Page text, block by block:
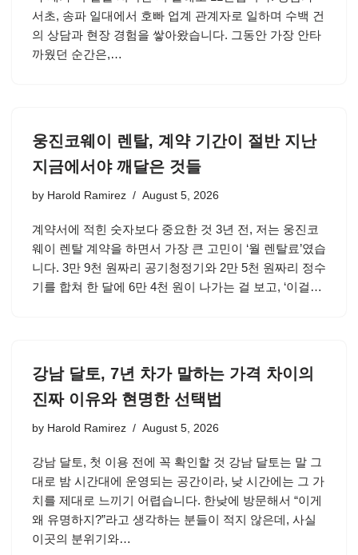
서초, 송파 일대에서 호빠 업계 관계자로 일하며 수백 건
의 상담과 현장 경험을 쌓아왔습니다. 그동안 가장 안타
까웠던 순간은,…
웅진코웨이 렌탈, 계약 기간이 절반 지난
지금에서야 깨달은 것들
by Harold Ramirez August 5, 2026
계약서에 적힌 숫자보다 중요한 것 3년 전, 저는 웅진코
웨이 렌탈 계약을 하면서 가장 큰 고민이 ‘월 렌탈료’였습
니다. 3만 9천 원짜리 공기청정기와 2만 5천 원짜리 정수
기를 합쳐 한 달에 6만 4천 원이 나가는 걸 보고, ‘이걸…
강남 달토, 7년 차가 말하는 가격 차이의
진짜 이유와 현명한 선택법
by Harold Ramirez August 5, 2026
강남 달토, 첫 이용 전에 꼭 확인할 것 강남 달토는 말 그
대로 밤 시간대에 운영되는 공간이라, 낮 시간에는 그 가
치를 제대로 느끼기 어렵습니다. 한낮에 방문해서 “이게
왜 유명하지?”라고 생각하는 분들이 적지 않은데, 사실
이곳의 분위기와…